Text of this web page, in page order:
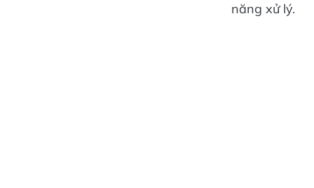
năng xử lý.